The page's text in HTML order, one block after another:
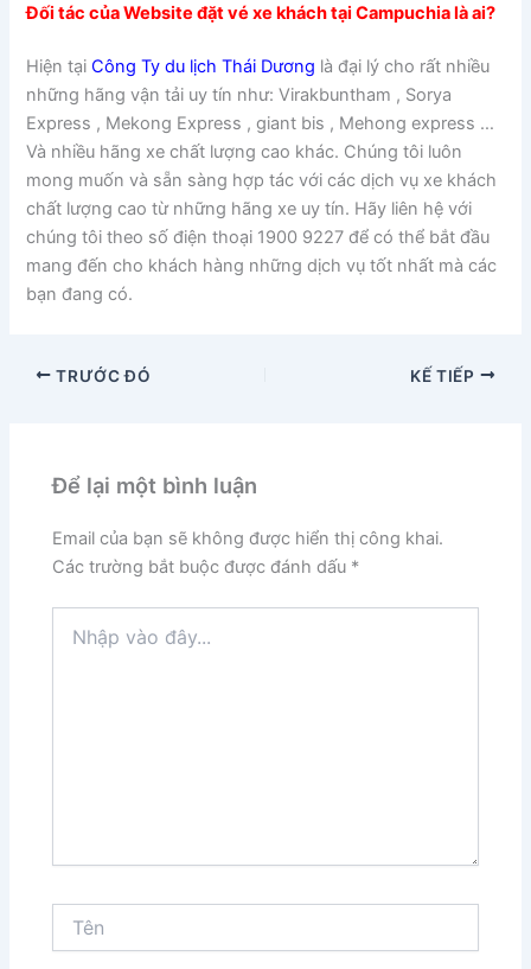
Đối tác của Website đặt vé xe khách tại Campuchia là ai?
Hiện tạiCông Ty du lịch Thái Dương là đại lý cho rất nhiều
những hãng vận tải uy tín như: Virakbuntham , Sorya
Express , Mekong Express , giant bis , Mehong express …
Và nhiều hãng xe chất lượng cao khác. Chúng tôi luôn
mong muốn và sẵn sàng hợp tác với các dịch vụ xe khách
chất lượng cao từ những hãng xe uy tín. Hãy liên hệ với
chúng tôi theo số điện thoại 1900 9227 để có thể bắt đầu
mang đến cho khách hàng những dịch vụ tốt nhất mà các
bạn đang có.
TRƯỚC ĐÓ KẾ TIẾP
Để lại một bình luận
Email của bạn sẽ không được hiển thị công khai.
Các trường bắt buộc được đánh dấu *
vào